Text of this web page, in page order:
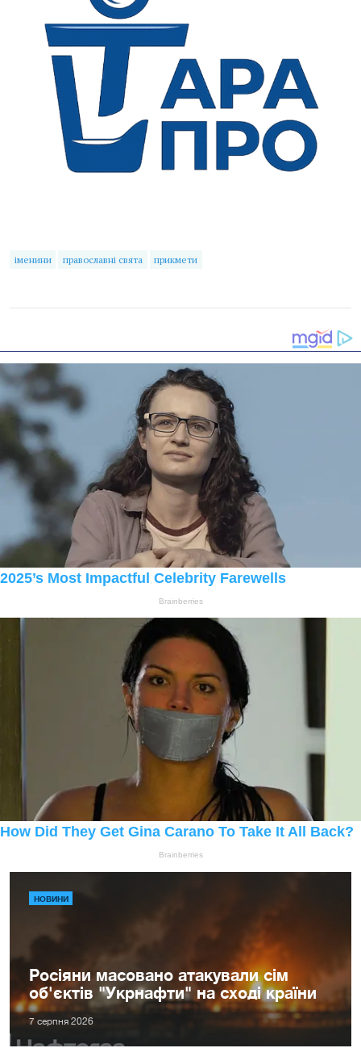
іменини православні свята прикмети
НОВИНИ
Росіяни масовано атакували сім
об'єктів "Укрнафти" на сході країни
7 серпня 2026